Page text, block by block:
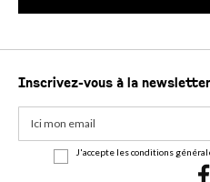
Inscrivez-vous à la
J'accepte les conditions